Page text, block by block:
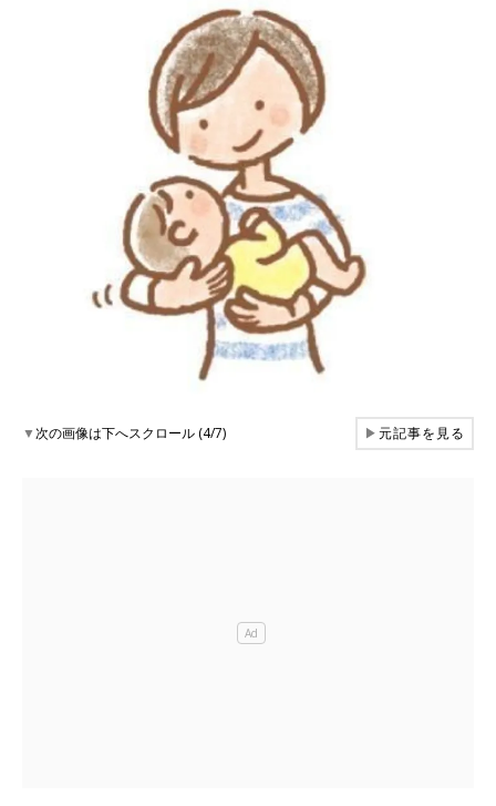
▼次の画像は下へスクロール (4/7) ▶元記事を見る